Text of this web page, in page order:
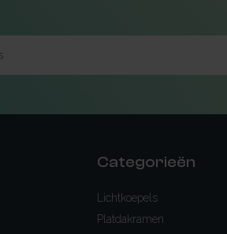
Categorieën
Lichtkoepels
Platdakramen